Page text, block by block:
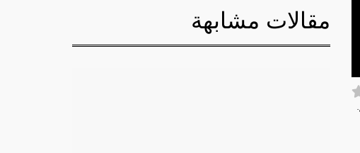
مقالات مشابهة